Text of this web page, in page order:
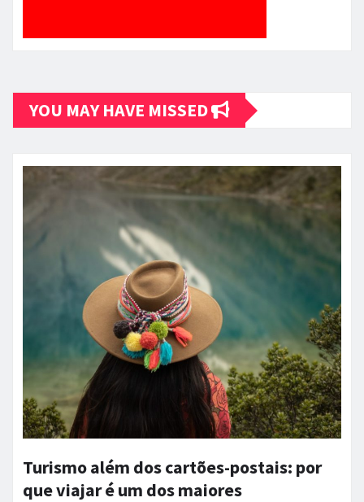
YOU MAY HAVE MISSED
Turismo além dos cartões-postais: por
que viajar é um dos maiores